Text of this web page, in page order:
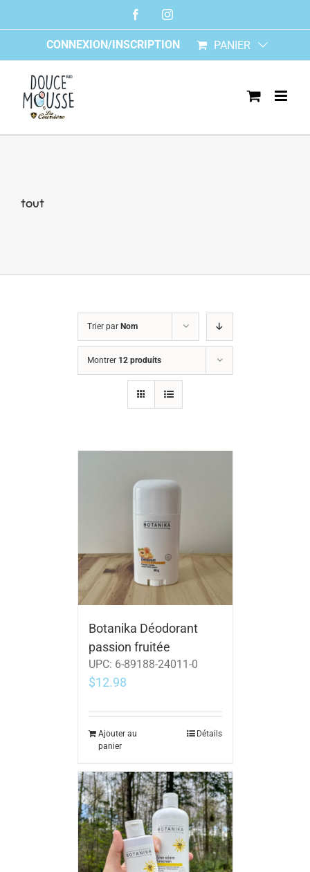
FacebookInstagram
CONNEXION/INSCRIPTION PANIER
tout
Trier par Nom
Montrer 12 produits
Botanika Déodorant
passion fruitée
UPC: 6-89188-24011-0
$12.98
Ajouter au
panier
Détails